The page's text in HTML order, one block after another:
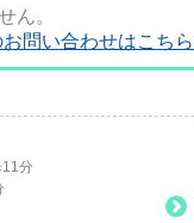
ん。
問い合わせはこちら
11分